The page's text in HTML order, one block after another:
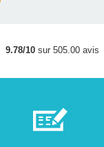
9.78/10 sur 505.00 avis